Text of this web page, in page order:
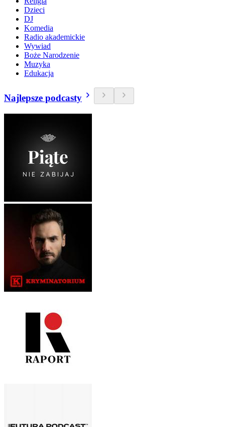
Dzieci
DJ
Komedia
Radio akademickie
Wywiad
Boże Narodzenie
Muzyka
Edukacja
Najlepsze podcasty